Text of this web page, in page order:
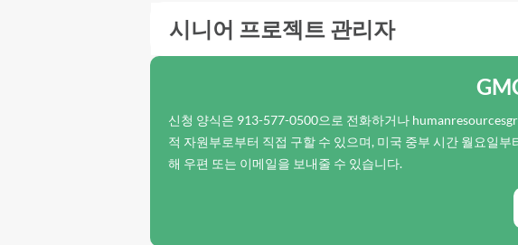
시니어 프로젝트 관리자
신청 양식은 913-577-0500으로 전화하거나
적 자원부로부터 직접 구할 수 있으며, 미국 중부 시간 월요일
해 우편 또는 이메일을 보내줄 수 있습니다.